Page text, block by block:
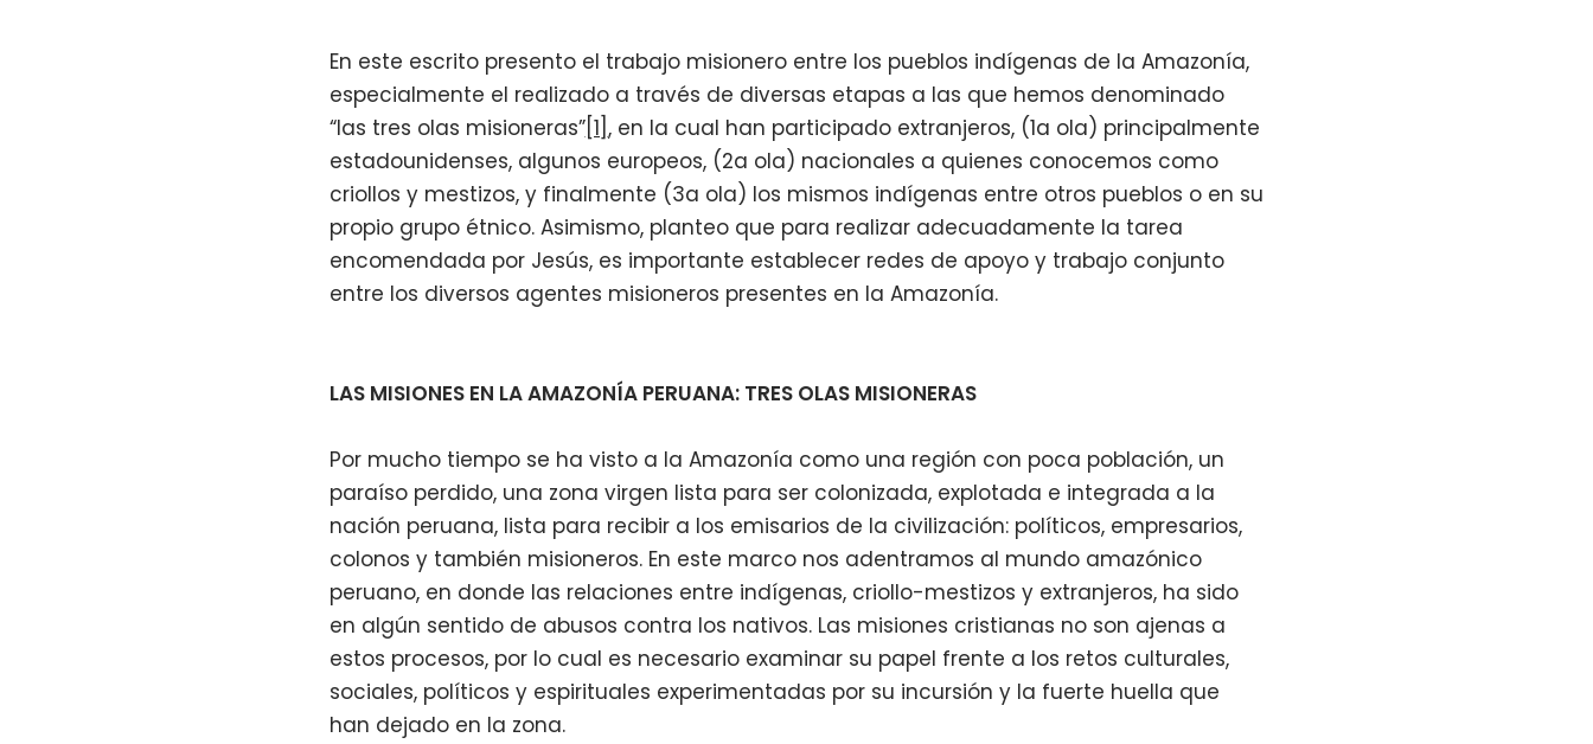
En este escrito presento el trabajo misionero entre los pueblos indígenas de la Amazonía,
especialmente el realizado a través de diversas etapas a las que hemos denominado
“las tres olas misioneras”[1] , en la cual han participado extranjeros, (1a ola) principalmente
estadounidenses, algunos europeos, (2a ola) nacionales a quienes conocemos como
criollos y mestizos, y finalmente (3a ola) los mismos indígenas entre otros pueblos o en su
propio grupo étnico. Asimismo, planteo que para realizar adecuadamente la tarea
encomendada por Jesús, es importante establecer redes de apoyo y trabajo conjunto
entre los diversos agentes misioneros presentes en la Amazonía.
LAS MISIONES EN LA AMAZONÍA PERUANA: TRES OLAS MISIONERAS
Por mucho tiempo se ha visto a la Amazonía como una región con poca población, un
paraíso perdido, una zona virgen lista para ser colonizada, explotada e integrada a la
nación peruana, lista para recibir a los emisarios de la civilización: políticos, empresarios,
colonos y también misioneros. En este marco nos adentramos al mundo amazónico
peruano, en donde las relaciones entre indígenas, criollo-mestizos y extranjeros, ha sido
en algún sentido de abusos contra los nativos. Las misiones cristianas no son ajenas a
estos procesos, por lo cual es necesario examinar su papel frente a los retos culturales,
sociales, políticos y espirituales experimentadas por su incursión y la fuerte huella que
han dejado en la zona.